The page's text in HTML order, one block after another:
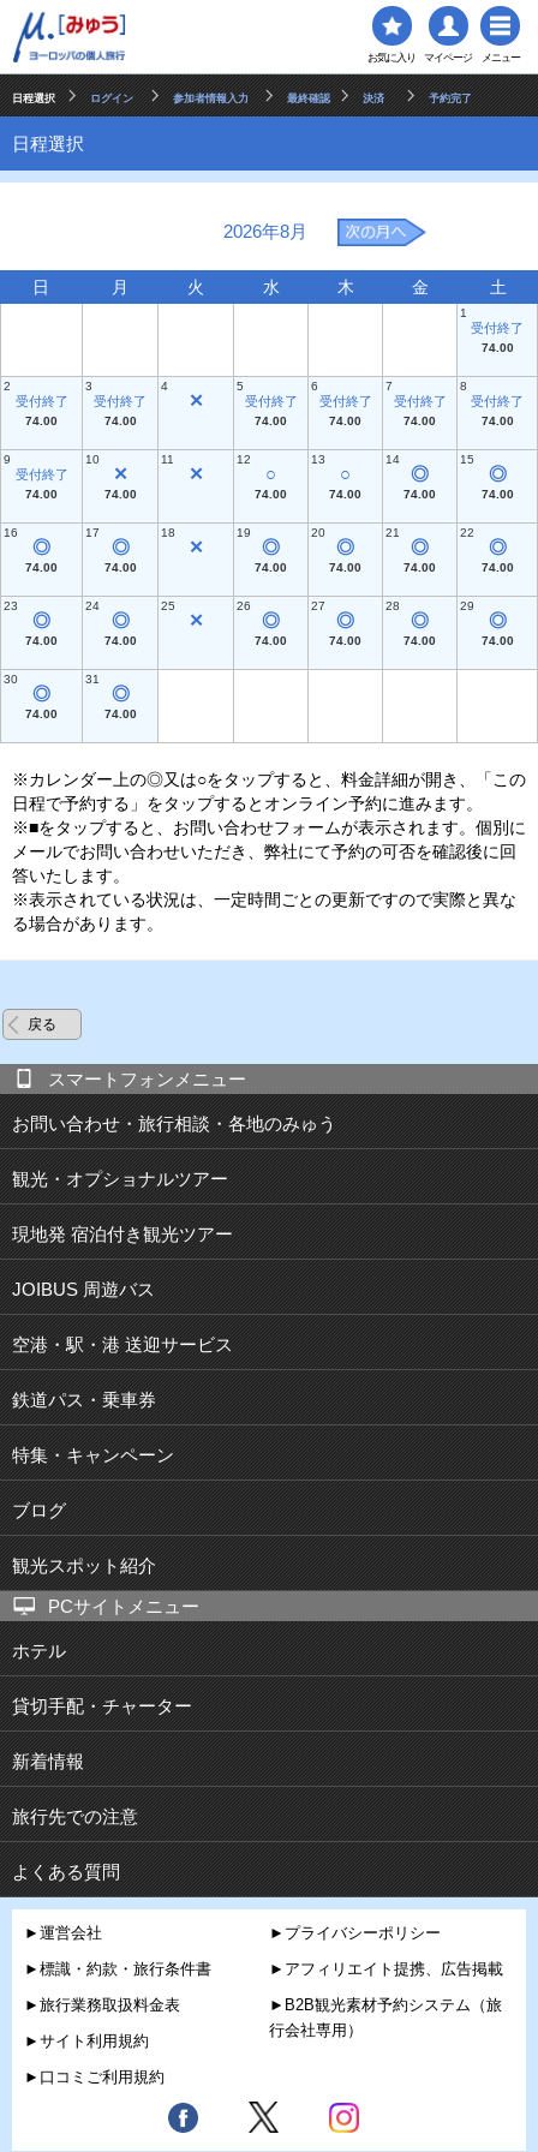
お気に入り マイページ メニュー
日程選択 ログイン 参加者情報入力 最終確認 決済 予約完了
日程選択
2026年8月
日 月 火 水 木 金 土
1
受付終了
74.00
2
受付終了
74.00
3
受付終了
74.00
4
✕
5
受付終了
74.00
6
受付終了
74.00
7
受付終了
74.00
8
受付終了
74.00
9
受付終了
74.00
10
✕
74.00
11
✕
12
○
74.00
13
○
74.00
14
◎
74.00
15
◎
74.00
16
◎
74.00
17
◎
74.00
18
✕
19
◎
74.00
20
◎
74.00
21
◎
74.00
22
◎
74.00
23
◎
74.00
24
◎
74.00
25
✕
26
◎
74.00
27
◎
74.00
28
◎
74.00
29
◎
74.00
30
◎
74.00
31
◎
74.00
※カレンダー上の◎又は○をタップすると、料金詳細が開き、「この
日程で予約する」をタップするとオンライン予約に進みます。
※■をタップすると、お問い合わせフォームが表示されます。個別に
メールでお問い合わせいただき、弊社にて予約の可否を確認後に回
答いたします。
※表示されている状況は、一定時間ごとの更新ですので実際と異な
る場合があります。
戻る
スマートフォンメニュー
お問い合わせ・旅行相談・各地のみゅう
観光・オプショナルツアー
現地発 宿泊付き観光ツアー
JOIBUS 周遊バス
空港・駅・港 送迎サービス
鉄道パス・乗車券
特集・キャンペーン
ブログ
観光スポット紹介
PCサイトメニュー
ホテル
貸切手配・チャーター
新着情報
旅行先での注意
よくある質問
►運営会社
►標識・約款・旅行条件書
►旅行業務取扱料金表
►サイト利用規約
►口コミご利用規約
►プライバシーポリシー
►アフィリエイト提携、広告掲載
►B2B観光素材予約システム（旅
行会社専用）